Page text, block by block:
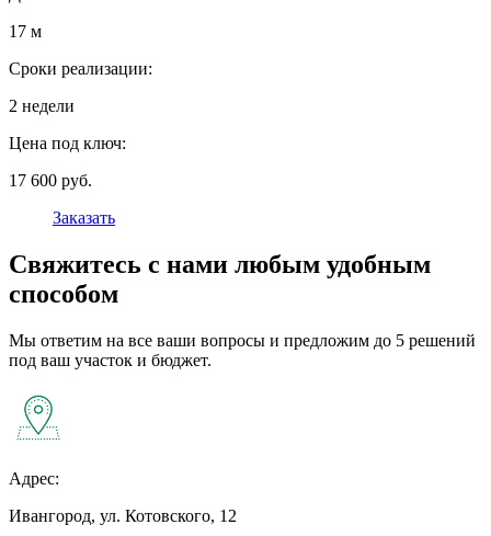
17 м
Сроки реализации:
2 недели
Цена под ключ:
17 600 руб.
Заказать
Свяжитесь с нами любым удобным
способом
Мы ответим на все ваши вопросы и предложим до 5 решений
под ваш участок и бюджет.
Адрес:
Ивангород, ул. Котовского, 12